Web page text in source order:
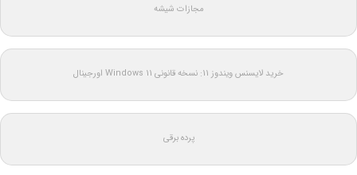
مجازات شیشه
خرید لایسنس ویندوز 11: نسخه قانونی Windows 11 اورجینال
پرده برقی